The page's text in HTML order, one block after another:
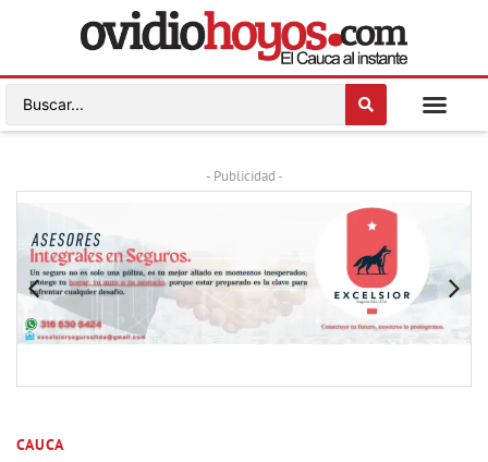
- Publicidad -
CAUCA